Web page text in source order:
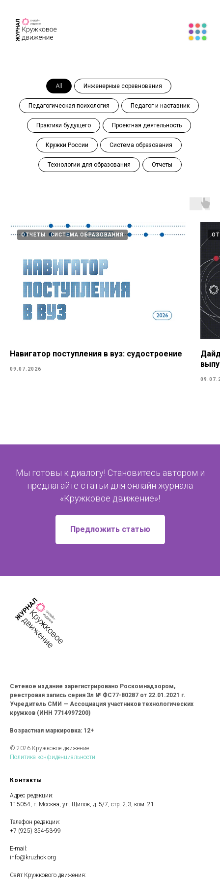
All Инженерные соревнования
Педагогическая психология Педагог и наставник
Практики будущего Проектная деятельность
Кружки России Система образования
Технологии для образования Отчеты
ОТЧЕТЫ СИСТЕМА ОБРАЗОВАНИЯ
Навигатор поступления в вуз: судостроение
09.07.2026
Мы готовы к диалогу! Становитесь автором и
предлагайте статьи для онлайн-журнала
«Кружковое движение»!
Предложить статью
Сетевое издание зарегистрировано Роскомнадзором,
реестровая запись серия Эл № ФС77-80287 от 22.01.2021 г.
Учредитель СМИ — Ассоциация участников технологических
кружков (ИНН 7714997200)
Возрастная маркировка: 12+
© 2026 Кружковое движение
Политика конфиденциальности
Контакты
Адрес редакции:
115054, г. Москва, ул. Щипок, д. 5/7, стр. 2,3, ком. 21
Телефон редакции:
+7 (925) 354-53-99
E-mail:
info@kruzhok.org
Сайт Кружкового движения: